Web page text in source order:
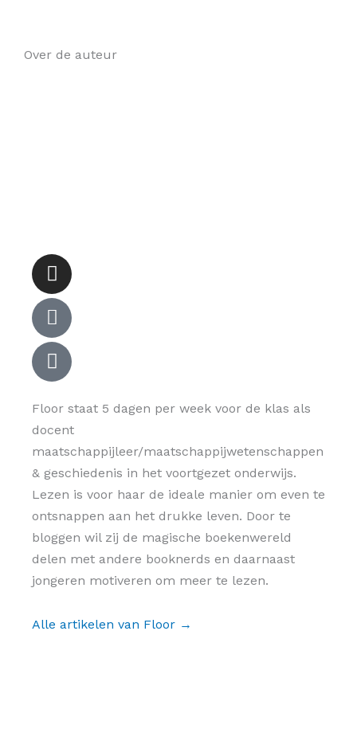
Over de auteur
Instagram
Globe
Goodreads-
g
Floor staat 5 dagen per week voor de klas als
docent
maatschappijleer/maatschappijwetenschappen
& geschiedenis in het voortgezet onderwijs.
Lezen is voor haar de ideale manier om even te
ontsnappen aan het drukke leven. Door te
bloggen wil zij de magische boekenwereld
delen met andere booknerds en daarnaast
jongeren motiveren om meer te lezen.
Alle artikelen van Floor →